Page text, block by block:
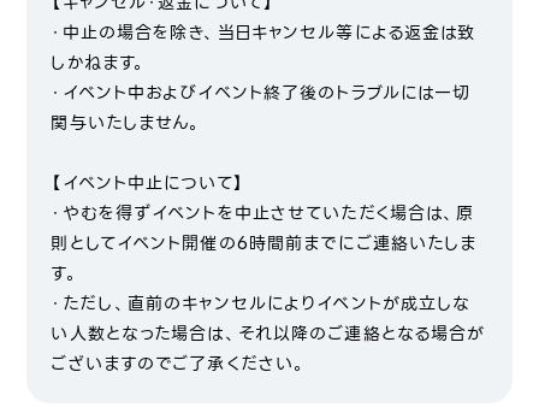
・中止の場合を除き、当日キャンセル等による返金は致
しかねます。
・イベント中およびイベント終了後のトラブルには一切
関与いたしません。
【イベント中止について】
・やむを得ずイベントを中止させていただく場合は、原
則としてイベント開催の6時間前までにご連絡いたしま
す。
・ただし、直前のキャンセルによりイベントが成立しな
い人数となった場合は、それ以降のご連絡となる場合が
ございますのでご了承ください。